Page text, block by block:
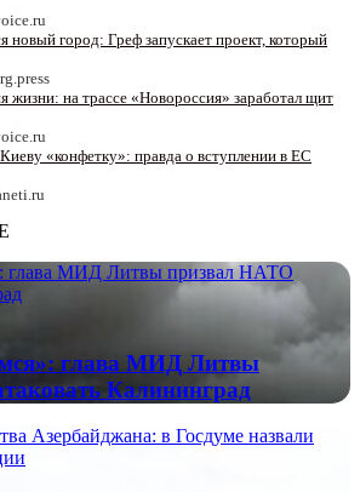
новый город: Греф запускает проект, который
жизни: на трассе «Новороссия» заработал щит
«конфетку»: правда о вступлении в ЕС
глава МИД Литвы призвал НАТО
глава МИД Литвы
Калининград
Азербайджана: в Госдуме назвали